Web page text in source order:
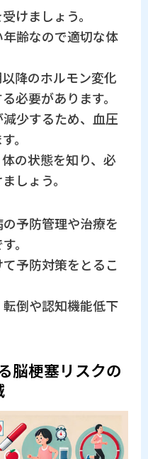
けましょう。
齢なので適切な体
降のホルモン変化
必要があります。
少するため、血圧
。
の状態を知り、必
しょう。
予防管理や治療を
。
予防対策をとるこ
倒や認知機能低下
脳梗塞リスクの